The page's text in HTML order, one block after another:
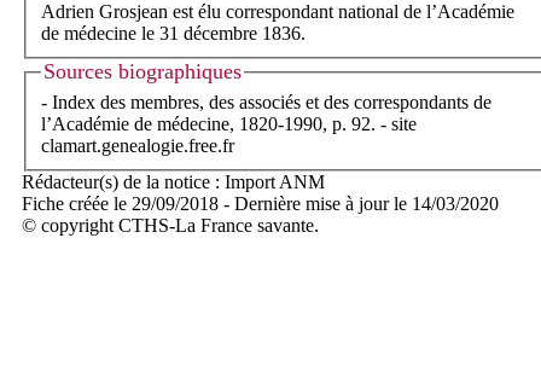
Adrien Grosjean est élu correspondant national de l’Académie
de médecine le 31 décembre 1836.
Sources biographiques
- Index des membres, des associés et des correspondants de
l’Académie de médecine, 1820-1990, p. 92. - site
clamart.genealogie.free.fr
Rédacteur(s) de la notice : Import ANM
Fiche créée le 29/09/2018 - Dernière mise à jour le 14/03/2020
© copyright CTHS-La France savante.